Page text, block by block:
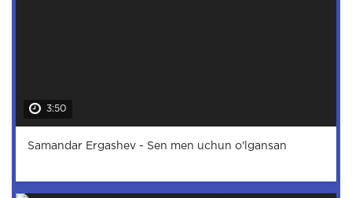
3:50
Samandar Ergashev - Sen men uchun o'lgansan